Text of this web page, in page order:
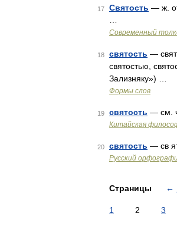
17 Святость — ж.
Современный
18 святость —
святостью,
Зализняку») …
Формы слов
19 святость — см.
Китайская
20 святость — св
Русский
Страницы ←
1 2 3